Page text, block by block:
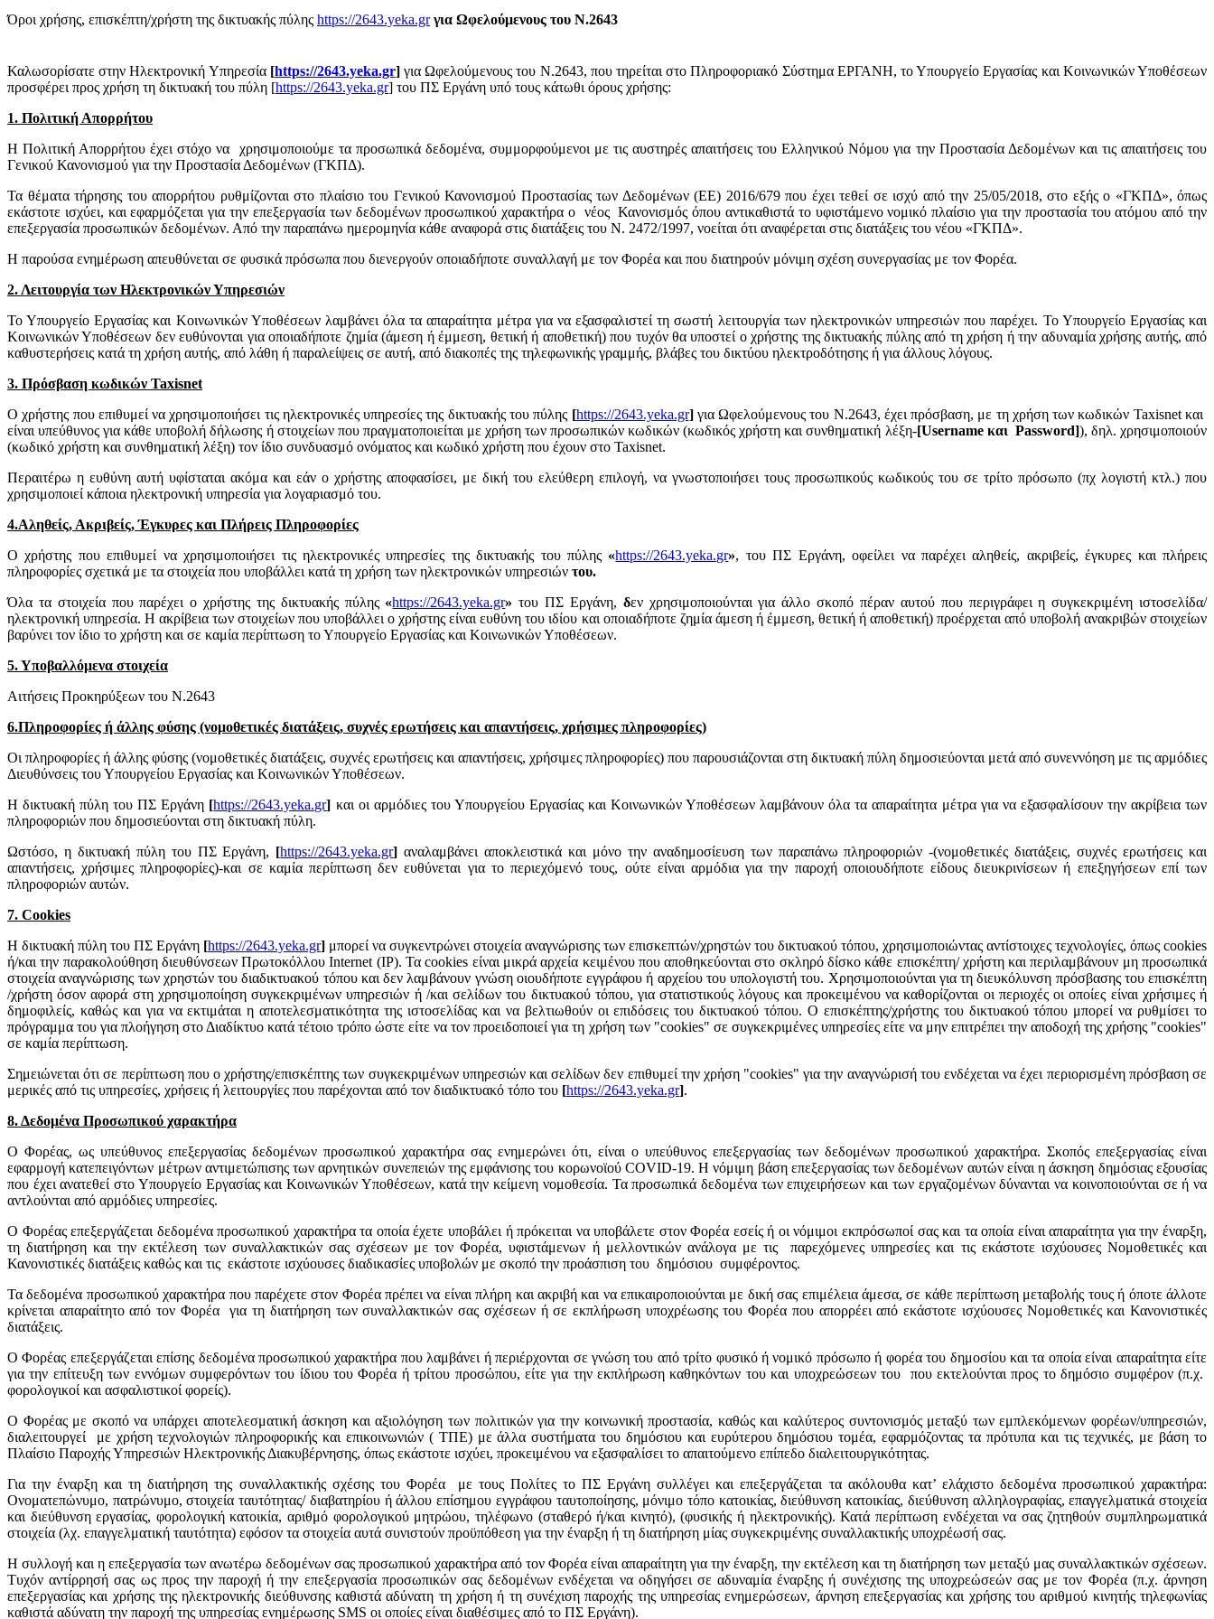
Όροι χρήσης, επισκέπτη/χρήστη της δικτυακής πύλης https://2643.yeka.gr για Ωφελούμενους του Ν.2643
Καλωσορίσατε στην Ηλεκτρονική Υπηρεσία [https://2643.yeka.gr]για Ωφελούμενους του Ν.2643, που τηρείται στο Πληροφοριακό Σύστημα ΕΡΓΑΝΗ, το Υπουργείο Εργασίας και Κοινωνικών Υποθέσεων
προσφέρει προς χρήση τη δικτυακή του πύλη [https://2643.yeka.gr] του ΠΣ Εργάνη υπό τους κάτωθι όρους χρήσης:
1. Πολιτική Απορρήτου
Η Πολιτική Απορρήτου έχει στόχο να χρησιμοποιούμε τα προσωπικά δεδομένα, συμμορφούμενοι με τις αυστηρές απαιτήσεις του Ελληνικού Νόμου για την Προστασία Δεδομένων και τις απαιτήσεις του
Γενικού Κανονισμού για την Προστασία Δεδομένων (ΓΚΠΔ).
Τα θέματα τήρησης του απορρήτου ρυθμίζονται στο πλαίσιο του Γενικού Κανονισμού Προστασίας των Δεδομένων (ΕΕ) 2016/679 που έχει τεθεί σε ισχύ από την 25/05/2018, στο εξής ο «ΓΚΠΔ», όπως
εκάστοτε ισχύει, και εφαρμόζεται για την επεξεργασία των δεδομένων προσωπικού χαρακτήρα ο νέος Κανονισμός όπου αντικαθιστά το υφιστάμενο νομικό πλαίσιο για την προστασία του ατόμου από την
επεξεργασία προσωπικών δεδομένων. Από την παραπάνω ημερομηνία κάθε αναφορά στις διατάξεις του Ν. 2472/1997, νοείται ότι αναφέρεται στις διατάξεις του νέου «ΓΚΠΔ».
Η παρούσα ενημέρωση απευθύνεται σε φυσικά πρόσωπα που διενεργούν οποιαδήποτε συναλλαγή με τον Φορέα και που διατηρούν μόνιμη σχέση συνεργασίας με τον Φορέα.
2. Λειτουργία των Ηλεκτρονικών Υπηρεσιών
Το Υπουργείο Εργασίας και Κοινωνικών Υποθέσεων λαμβάνει όλα τα απαραίτητα μέτρα για να εξασφαλιστεί τη σωστή λειτουργία των ηλεκτρονικών υπηρεσιών που παρέχει. Το Υπουργείο Εργασίας και
Κοινωνικών Υποθέσεων δεν ευθύνονται για οποιαδήποτε ζημία (άμεση ή έμμεση, θετική ή αποθετική) που τυχόν θα υποστεί ο χρήστης της δικτυακής πύλης από τη χρήση ή την αδυναμία χρήσης αυτής, από
καθυστερήσεις κατά τη χρήση αυτής, από λάθη ή παραλείψεις σε αυτή, από διακοπές της τηλεφωνικής γραμμής, βλάβες του δικτύου ηλεκτροδότησης ή για άλλους λόγους.
3. Πρόσβαση κωδικών Taxisnet
Ο χρήστης που επιθυμεί να χρησιμοποιήσει τις ηλεκτρονικές υπηρεσίες της δικτυακής του πύλης [https://2643.yeka.gr] για Ωφελούμενους του Ν.2643, έχει πρόσβαση, με τη χρήση των κωδικών Taxisnet και
είναι υπεύθυνος για κάθε υποβολή δήλωσης ή στοιχείων που πραγματοποιείται με χρήση των προσωπικών κωδικών (κωδικός χρήστη και συνθηματική λέξη-[Username και Password]), δηλ. χρησιμοποιούν
(κωδικό χρήστη και συνθηματική λέξη) τον ίδιο συνδυασμό ονόματος και κωδικό χρήστη που έχουν στο Taxisnet.
Περαιτέρω η ευθύνη αυτή υφίσταται ακόμα και εάν ο χρήστης αποφασίσει, με δική του ελεύθερη επιλογή, να γνωστοποιήσει τους προσωπικούς κωδικούς του σε τρίτο πρόσωπο (πχ λογιστή κτλ.) που
χρησιμοποιεί κάποια ηλεκτρονική υπηρεσία για λογαριασμό του.
4.Αληθείς, Ακριβείς, Έγκυρες και Πλήρεις Πληροφορίες
Ο χρήστης που επιθυμεί να χρησιμοποιήσει τις ηλεκτρονικές υπηρεσίες της δικτυακής του πύλης «https://2643.yeka.gr», του ΠΣ Εργάνη, οφείλει να παρέχει αληθείς, ακριβείς, έγκυρες και πλήρεις
πληροφορίες σχετικά με τα στοιχεία που υποβάλλει κατά τη χρήση των ηλεκτρονικών υπηρεσιών του.
Όλα τα στοιχεία που παρέχει ο χρήστης της δικτυακής πύλης «https://2643.yeka.gr»του ΠΣ Εργάνη, δεν χρησιμοποιούνται για άλλο σκοπό πέραν αυτού που περιγράφει η συγκεκριμένη ιστοσελίδα/
ηλεκτρονική υπηρεσία. Η ακρίβεια των στοιχείων που υποβάλλει ο χρήστης είναι ευθύνη του ιδίου και οποιαδήποτε ζημία άμεση ή έμμεση, θετική ή αποθετική) προέρχεται από υποβολή ανακριβών στοιχείων
βαρύνει τον ίδιο το χρήστη και σε καμία περίπτωση το Υπουργείο Εργασίας και Κοινωνικών Υποθέσεων.
5. Υποβαλλόμενα στοιχεία
Αιτήσεις Προκηρύξεων του Ν.2643
6.Πληροφορίες ή άλλης φύσης (νομοθετικές διατάξεις, συχνές ερωτήσεις και απαντήσεις, χρήσιμες πληροφορίες)
Οι πληροφορίες ή άλλης φύσης (νομοθετικές διατάξεις, συχνές ερωτήσεις και απαντήσεις, χρήσιμες πληροφορίες) που παρουσιάζονται στη δικτυακή πύλη δημοσιεύονται μετά από συνεννόηση με τις αρμόδιες
Διευθύνσεις του Υπουργείου Εργασίας και Κοινωνικών Υποθέσεων.
Η δικτυακή πύλη του ΠΣ Εργάνη [https://2643.yeka.gr] και οι αρμόδιες του Υπουργείου Εργασίας και Κοινωνικών Υποθέσεων λαμβάνουν όλα τα απαραίτητα μέτρα για να εξασφαλίσουν την ακρίβεια των
πληροφοριών που δημοσιεύονται στη δικτυακή πύλη.
Ωστόσο, η δικτυακή πύλη του ΠΣ Εργάνη, [https://2643.yeka.gr]αναλαμβάνει αποκλειστικά και μόνο την αναδημοσίευση των παραπάνω πληροφοριών -(νομοθετικές διατάξεις, συχνές ερωτήσεις και
απαντήσεις, χρήσιμες πληροφορίες)-και σε καμία περίπτωση δεν ευθύνεται για το περιεχόμενό τους, ούτε είναι αρμόδια για την παροχή οποιουδήποτε είδους διευκρινίσεων ή επεξηγήσεων επί των
πληροφοριών αυτών.
7. Cookies
Η δικτυακή πύλη του ΠΣ Εργάνη [https://2643.yeka.gr] μπορεί να συγκεντρώνει στοιχεία αναγνώρισης των επισκεπτών/χρηστών του δικτυακού τόπου, χρησιμοποιώντας αντίστοιχες τεχνολογίες, όπως cookies
ή/και την παρακολούθηση διευθύνσεων Πρωτοκόλλου Internet (IP). Τα cookies είναι μικρά αρχεία κειμένου που αποθηκεύονται στο σκληρό δίσκο κάθε επισκέπτη/ χρήστη και περιλαμβάνουν μη προσωπικά
στοιχεία αναγνώρισης των χρηστών του διαδικτυακού τόπου και δεν λαμβάνουν γνώση οιουδήποτε εγγράφου ή αρχείου του υπολογιστή του. Χρησιμοποιούνται για τη διευκόλυνση πρόσβασης του επισκέπτη
/χρήστη όσον αφορά στη χρησιμοποίηση συγκεκριμένων υπηρεσιών ή /και σελίδων του δικτυακού τόπου, για στατιστικούς λόγους και προκειμένου να καθορίζονται οι περιοχές οι οποίες είναι χρήσιμες ή
δημοφιλείς, καθώς και για να εκτιμάται η αποτελεσματικότητα της ιστοσελίδας και να βελτιωθούν οι επιδόσεις του δικτυακού τόπου. Ο επισκέπτης/χρήστης του δικτυακού τόπου μπορεί να ρυθμίσει το
πρόγραμμα του για πλοήγηση στο Διαδίκτυο κατά τέτοιο τρόπο ώστε είτε να τον προειδοποιεί για τη χρήση των "cookies" σε συγκεκριμένες υπηρεσίες είτε να μην επιτρέπει την αποδοχή της χρήσης "cookies"
σε καμία περίπτωση.
Σημειώνεται ότι σε περίπτωση που ο χρήστης/επισκέπτης των συγκεκριμένων υπηρεσιών και σελίδων δεν επιθυμεί την χρήση "cookies" για την αναγνώρισή του ενδέχεται να έχει περιορισμένη πρόσβαση σε
μερικές από τις υπηρεσίες, χρήσεις ή λειτουργίες που παρέχονται από τον διαδικτυακό τόπο του [https://2643.yeka.gr].
8. Δεδομένα Προσωπικού χαρακτήρα
Ο Φορέας, ως υπεύθυνος επεξεργασίας δεδομένων προσωπικού χαρακτήρα σας ενημερώνει ότι, είναι ο υπεύθυνος επεξεργασίας των δεδομένων προσωπικού χαρακτήρα. Σκοπός επεξεργασίας είναι
εφαρμογή κατεπειγόντων μέτρων αντιμετώπισης των αρνητικών συνεπειών της εμφάνισης του κορωνοϊού COVID-19. Η νόμιμη βάση επεξεργασίας των δεδομένων αυτών είναι η άσκηση δημόσιας εξουσίας
που έχει ανατεθεί στο Υπουργείο Εργασίας και Κοινωνικών Υποθέσεων, κατά την κείμενη νομοθεσία. Τα προσωπικά δεδομένα των επιχειρήσεων και των εργαζομένων δύνανται να κοινοποιούνται σε ή να
αντλούνται από αρμόδιες υπηρεσίες.
Ο Φορέας επεξεργάζεται δεδομένα προσωπικού χαρακτήρα τα οποία έχετε υποβάλει ή πρόκειται να υποβάλετε στον Φορέα εσείς ή οι νόμιμοι εκπρόσωποί σας και τα οποία είναι απαραίτητα για την έναρξη,
τη διατήρηση και την εκτέλεση των συναλλακτικών σας σχέσεων με τον Φορέα, υφιστάμενων ή μελλοντικών ανάλογα με τις παρεχόμενες υπηρεσίες και τις εκάστοτε ισχύουσες Νομοθετικές και
Κανονιστικές διατάξεις καθώς και τις εκάστοτε ισχύουσες διαδικασίες υποβολών με σκοπό την προάσπιση του δημόσιου συμφέροντος.
Τα δεδομένα προσωπικού χαρακτήρα που παρέχετε στον Φορέα πρέπει να είναι πλήρη και ακριβή και να επικαιροποιούνται με δική σας επιμέλεια άμεσα, σε κάθε περίπτωση μεταβολής τους ή όποτε άλλοτε
κρίνεται απαραίτητο από τον Φορέα για τη διατήρηση των συναλλακτικών σας σχέσεων ή σε εκπλήρωση υποχρέωσης του Φορέα που απορρέει από εκάστοτε ισχύουσες Νομοθετικές και Κανονιστικές
διατάξεις.
Ο Φορέας επεξεργάζεται επίσης δεδομένα προσωπικού χαρακτήρα που λαμβάνει ή περιέρχονται σε γνώση του από τρίτο φυσικό ή νομικό πρόσωπο ή φορέα του δημοσίου και τα οποία είναι απαραίτητα είτε
για την επίτευξη των εννόμων συμφερόντων του ίδιου του Φορέα ή τρίτου προσώπου, είτε για την εκπλήρωση καθηκόντων του και υποχρεώσεων του που εκτελούνται προς το δημόσιο συμφέρον (π.χ.
φορολογικοί και ασφαλιστικοί φορείς).
Ο Φορέας με σκοπό να υπάρχει αποτελεσματική άσκηση και αξιολόγηση των πολιτικών για την κοινωνική προστασία, καθώς και καλύτερος συντονισμός μεταξύ των εμπλεκόμενων φορέων/υπηρεσιών,
διαλειτουργεί με χρήση τεχνολογιών πληροφορικής και επικοινωνιών ( ΤΠΕ) με άλλα συστήματα του δημόσιου και ευρύτερου δημόσιου τομέα, εφαρμόζοντας τα πρότυπα και τις τεχνικές, με βάση το
Πλαίσιο Παροχής Υπηρεσιών Ηλεκτρονικής Διακυβέρνησης, όπως εκάστοτε ισχύει, προκειμένου να εξασφαλίσει το απαιτούμενο επίπεδο διαλειτουργικότητας.
Για την έναρξη και τη διατήρηση της συναλλακτικής σχέσης του Φορέα με τους Πολίτες το ΠΣ Εργάνη συλλέγει και επεξεργάζεται τα ακόλουθα κατ’ ελάχιστο δεδομένα προσωπικού χαρακτήρα:
Ονοματεπώνυμο, πατρώνυμο, στοιχεία ταυτότητας/ διαβατηρίου ή άλλου επίσημου εγγράφου ταυτοποίησης, μόνιμο τόπο κατοικίας, διεύθυνση κατοικίας, διεύθυνση αλληλογραφίας, επαγγελματικά στοιχεία
και διεύθυνση εργασίας, φορολογική κατοικία, αριθμό φορολογικού μητρώου, τηλέφωνο (σταθερό ή/και κινητό), (φυσικής ή ηλεκτρονικής). Κατά περίπτωση ενδέχεται να σας ζητηθούν συμπληρωματικά
στοιχεία (λχ. επαγγελματική ταυτότητα) εφόσον τα στοιχεία αυτά συνιστούν προϋπόθεση για την έναρξη ή τη διατήρηση μίας συγκεκριμένης συναλλακτικής υποχρέωσή σας.
Η συλλογή και η επεξεργασία των ανωτέρω δεδομένων σας προσωπικού χαρακτήρα από τον Φορέα είναι απαραίτητη για την έναρξη, την εκτέλεση και τη διατήρηση των μεταξύ μας συναλλακτικών σχέσεων.
Τυχόν αντίρρησή σας ως προς την παροχή ή την επεξεργασία προσωπικών σας δεδομένων ενδέχεται να οδηγήσει σε αδυναμία έναρξης ή συνέχισης της υποχρεώσεών σας με τον Φορέα (π.χ. άρνηση
επεξεργασίας και χρήσης της ηλεκτρονικής διεύθυνσης καθιστά αδύνατη τη χρήση ή τη συνέχιση παροχής της υπηρεσίας ενημερώσεων, άρνηση επεξεργασίας και χρήσης του αριθμού κινητής τηλεφωνίας
καθιστά αδύνατη την παροχή της υπηρεσίας ενημέρωσης SMS οι οποίες είναι διαθέσιμες από το ΠΣ Εργάνη).